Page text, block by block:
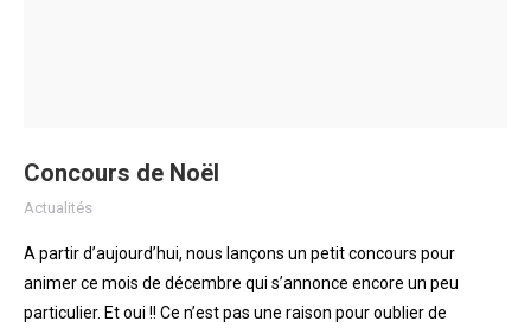
Concours de Noël
Actualités
A partir d’aujourd’hui, nous lançons un petit concours pour
animer ce mois de décembre qui s’annonce encore un peu
particulier. Et oui !! Ce n’est pas une raison pour oublier de